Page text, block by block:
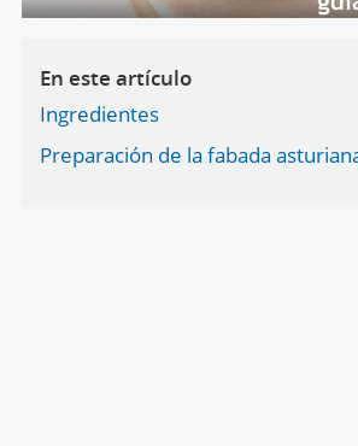
En este artículo
Ingredientes
Preparación de la fabada